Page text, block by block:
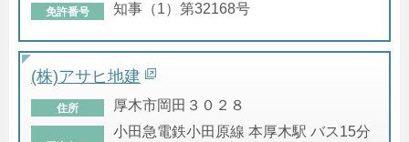
免許番号 知事（1）第32168号
(株)アサヒ地建
住所 厚木市岡田３０２８
小田急電鉄小田原線 本厚木駅 バス15分